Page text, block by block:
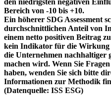
den niedrigsten negativen
Bereich von -10 bis +10.
Ein höherer SDG Assessment
durchschnittlichen Anteil von
einem netto positiven Beitrag
kein Indikator für die Wirkung
die Unternehmen
machen wird. Wenn Sie
haben, wenden Sie sich bitte
Informationen zur Methodik
(Datenquelle: ISS ESG)